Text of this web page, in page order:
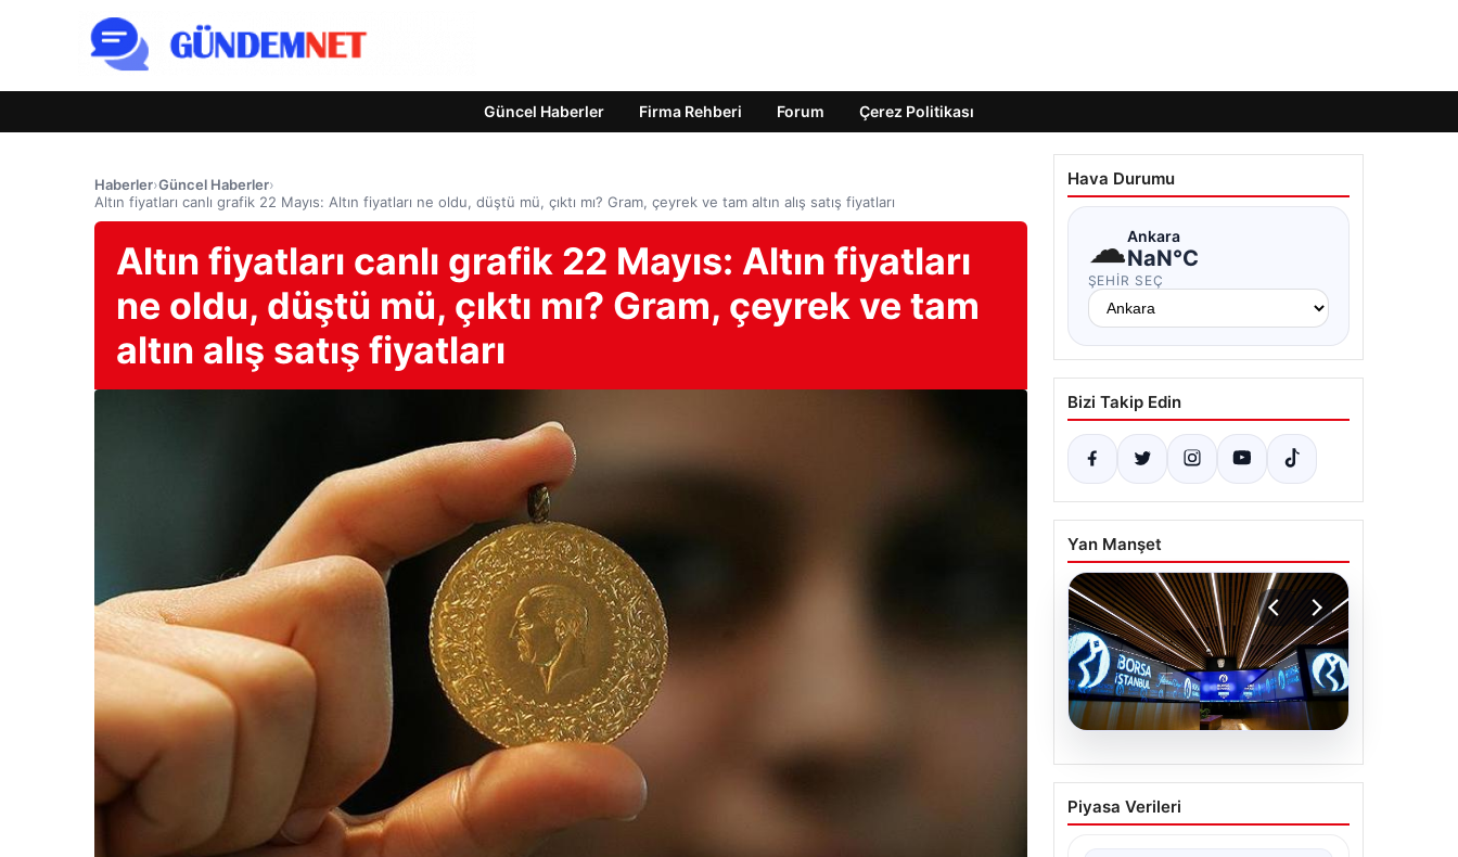
Güncel Haberler Firma Rehberi Forum Çerez Politikası
Haberler›Güncel Haberler›
Altın fiyatları canlı grafik 22 Mayıs: Altın fiyatları ne oldu, düştü mü, çıktı mı? Gram, çeyrek ve tam altın alış satış fiyatları
Altın fiyatları canlı grafik 22 Mayıs: Altın fiyatları
ne oldu, düştü mü, çıktı mı? Gram, çeyrek ve tam
altın alış satış fiyatları
Hava Durumu
☁Ankara
NaN°C
ŞEHIR SEÇ
Bizi Takip Edin
Yan Manşet
06.08.2026
Yatırım araçlarının
haftalık performansı
Piyasa Verileri